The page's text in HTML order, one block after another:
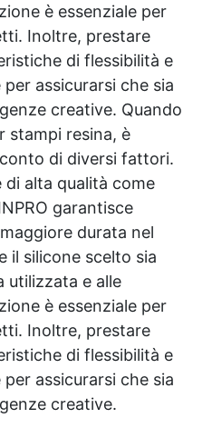
è essenziale per
Inoltre, prestare
di flessibilità e
assicurarsi che sia
creative. Quando
stampi resina, è
di diversi fattori.
di alta qualità come
garantisce
durata nel
il silicone scelto sia
utilizzata e alle
è essenziale per
Inoltre, prestare
di flessibilità e
assicurarsi che sia
creative.